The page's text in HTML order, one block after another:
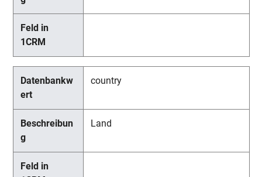
country
Land